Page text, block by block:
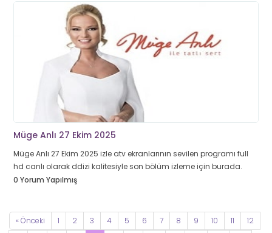
Müge Anlı 27 Ekim 2025
Müge Anlı 27 Ekim 2025 izle atv ekranlarının sevilen programı full
hd canlı olarak ddizi kalitesiyle son bölüm izleme için burada.
0 Yorum Yapılmış
« Önceki 1 2 3 4 5 6 7 8 9 10 11
12